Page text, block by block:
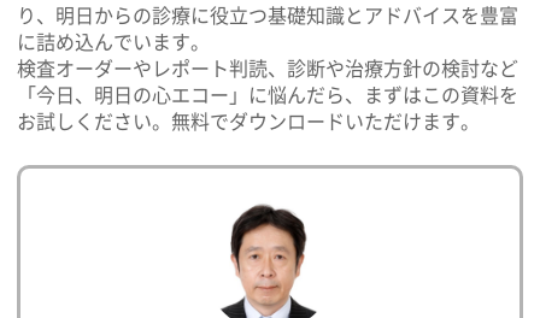
り、明日からの診療に役立つ基礎知識とアドバイスを豊富
に詰め込んでいます。
検査オーダーやレポート判読、診断や治療方針の検討など
「今日、明日の心エコー」に悩んだら、まずはこの資料を
お試しください。無料でダウンロードいただけます。